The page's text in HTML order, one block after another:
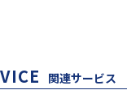
関連サービス